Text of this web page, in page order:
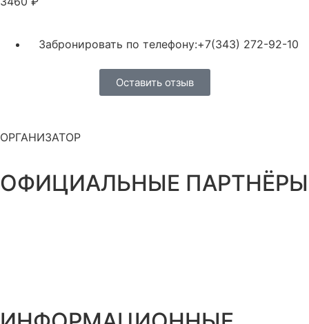
Забронировать по телефону:+7(343) 272-92-10
Оставить отзыв
ОРГАНИЗАТОР
ОФИЦИАЛЬНЫЕ ПАРТНЁРЫ